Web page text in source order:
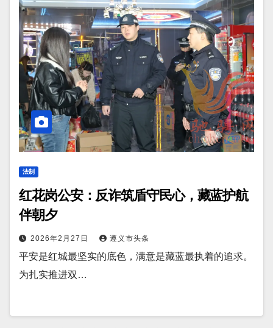
法制
红花岗公安：反诈筑盾守民心，藏蓝护航
伴朝夕
2026年2月27日 遵义市头条
平安是红城最坚实的底色，满意是藏蓝最执着的追求。
为扎实推进双…